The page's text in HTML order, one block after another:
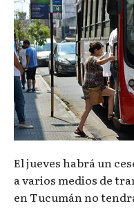
El jueves habrá un
a varios medios de
en Tucumán no